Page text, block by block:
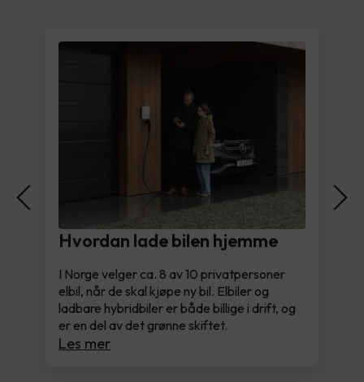
Hvordan lade bilen hjemme
I Norge velger ca. 8 av 10 privatpersoner
elbil, når de skal kjøpe ny bil. Elbiler og
ladbare hybridbiler er både billige i drift, og
er en del av det grønne skiftet.
Les mer